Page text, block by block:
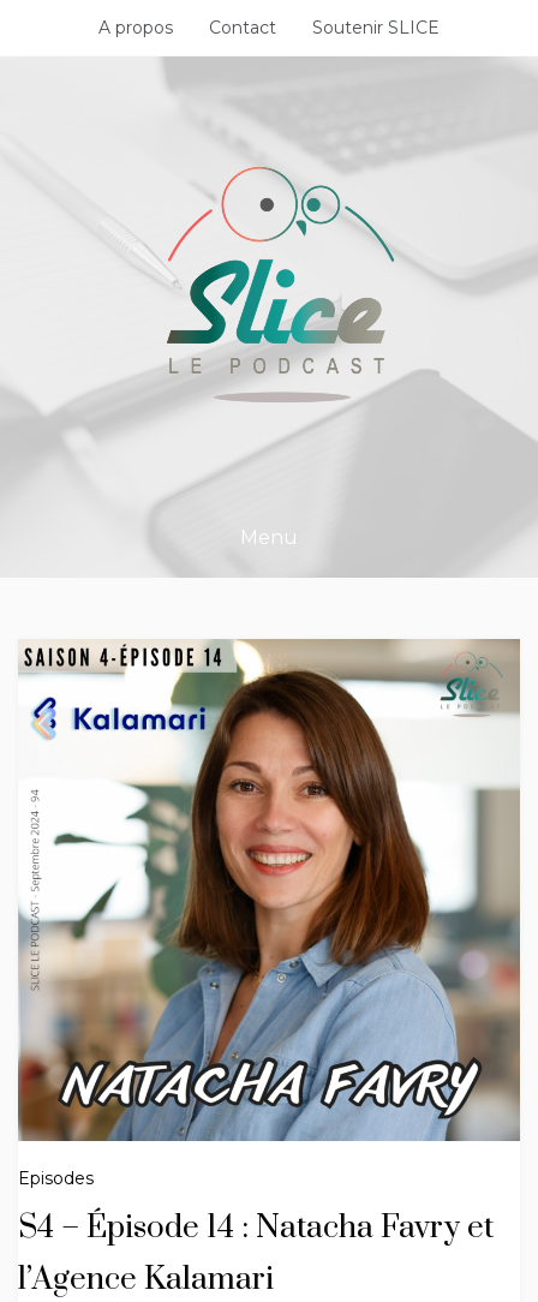
A propos Contact Soutenir SLICE
Menu
Episodes
S4 – Épisode 14 : Natacha Favry et
l’Agence Kalamari